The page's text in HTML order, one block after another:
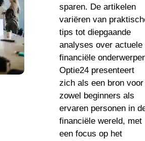
sparen. De artikelen
variëren van
tips tot diepgaande
analyses over actuele
financiële
Optie24 presenteert
zich als een bron voor
zowel beginners als
ervaren personen in
financiële wereld, met
een focus op het